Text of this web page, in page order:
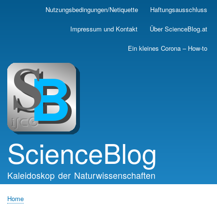
Skip
main
Nutzungsbedingungen/Netiquette Haftungsausschluss
Impressum und Kontakt Über ScienceBlog.at
Ein kleines Corona – How-to
ScienceBlog
Kaleidoskop der Naturwissenschaften
Home